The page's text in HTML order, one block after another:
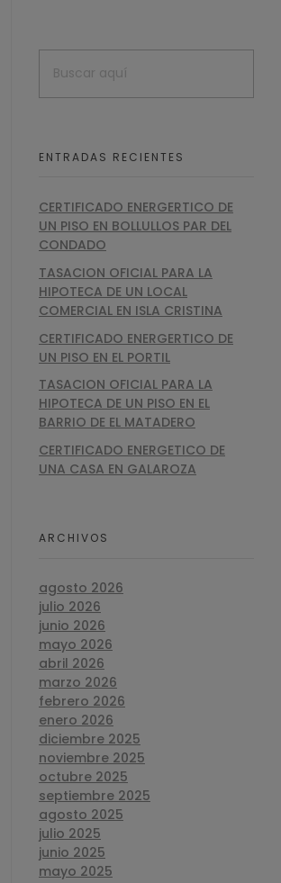
ENTRADAS RECIENTES
CERTIFICADO ENERGERTICO DE
UN PISO EN BOLLULLOS PAR DEL
CONDADO
TASACION OFICIAL PARA LA
HIPOTECA DE UN LOCAL
COMERCIAL EN ISLA CRISTINA
CERTIFICADO ENERGERTICO DE
UN PISO EN EL PORTIL
TASACION OFICIAL PARA LA
HIPOTECA DE UN PISO EN EL
BARRIO DE EL MATADERO
CERTIFICADO ENERGETICO DE
UNA CASA EN GALAROZA
ARCHIVOS
agosto 2026
julio 2026
junio 2026
mayo 2026
abril 2026
marzo 2026
febrero 2026
enero 2026
diciembre 2025
noviembre 2025
octubre 2025
septiembre 2025
agosto 2025
julio 2025
junio 2025
mayo 2025